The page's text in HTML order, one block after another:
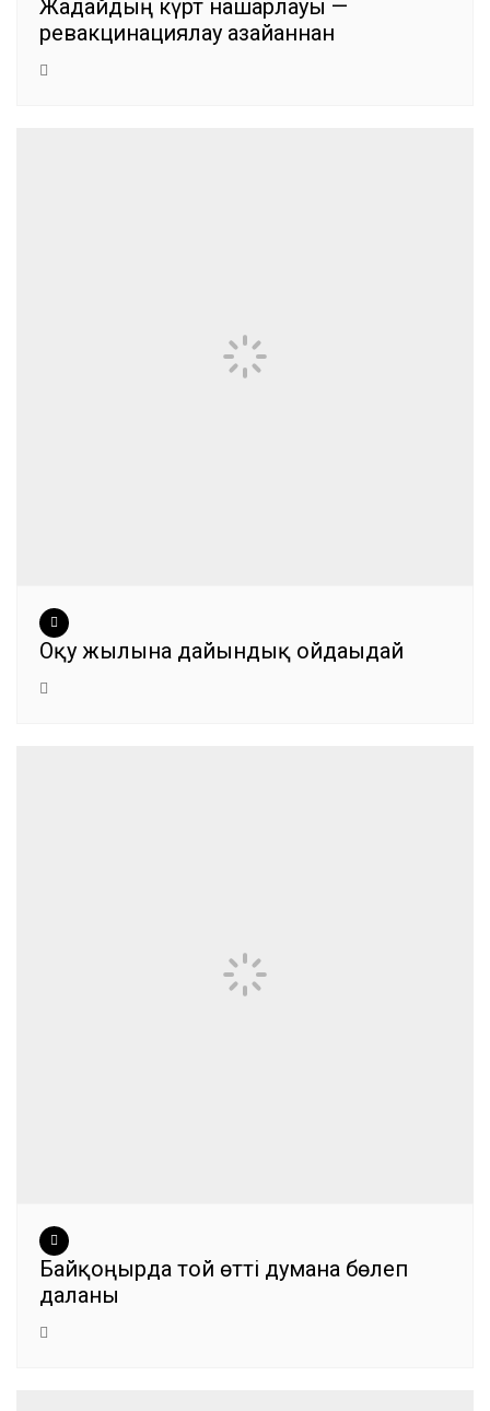
Жағдайдың күрт нашарлауы —
ревакцинациялау азайғаннан
Оқу жылына дайындық ойдағыдай
Байқоңырда той өтті думанға бөлеп
даланы